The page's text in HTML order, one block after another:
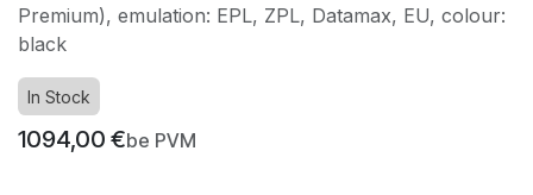
Premium), emulation: EPL, ZPL, Datamax, EU, colour:
black
In Stock
1094,00 €be PVM